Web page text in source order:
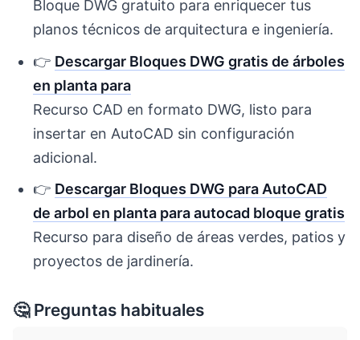
Bloque DWG gratuito para enriquecer tus
planos técnicos de arquitectura e ingeniería.
👉 Descargar Bloques DWG gratis de árboles
en planta para
Recurso CAD en formato DWG, listo para
insertar en AutoCAD sin configuración
adicional.
👉 Descargar Bloques DWG para AutoCAD
de arbol en planta para autocad bloque gratis
Recurso para diseño de áreas verdes, patios y
proyectos de jardinería.
🤔 Preguntas habituales